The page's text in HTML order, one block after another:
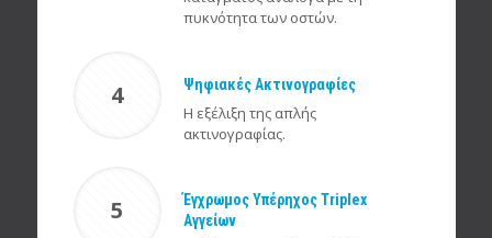
πυκνότητα των οστών.
4 Ψηφιακές Ακτινογραφίες
Η εξέλιξη της απλής
ακτινογραφίας.
5
Έγχρωμος Υπέρηχος Triplex
Αγγείων